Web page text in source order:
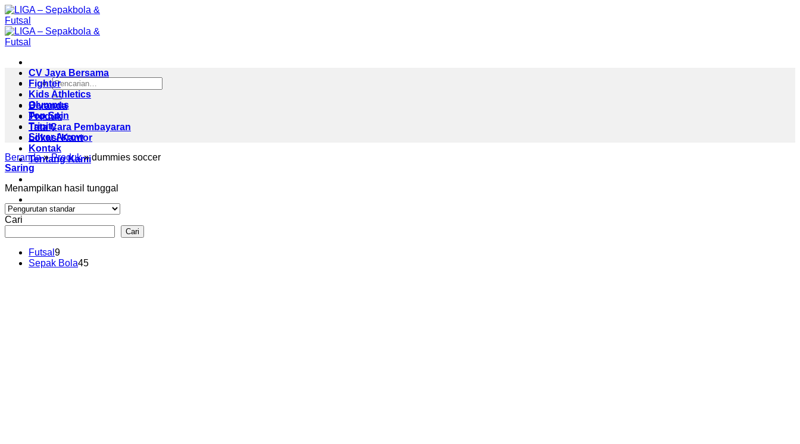
Skip
to
content
Pencarian
untuk:
Beranda
Produk
Tata Cara Pembayaran
Lokasi Kantor
Kontak
Tentang Kami
CV Jaya Bersama
Fighter
Kids Athletics
Olympus
Top Spin
Trinity
Silver Arrow
Beranda » Produk » dummies soccer
Saring
Menampilkan hasil tunggal
Cari
Cari
Futsal 99
Produk
Sepak Bola4545